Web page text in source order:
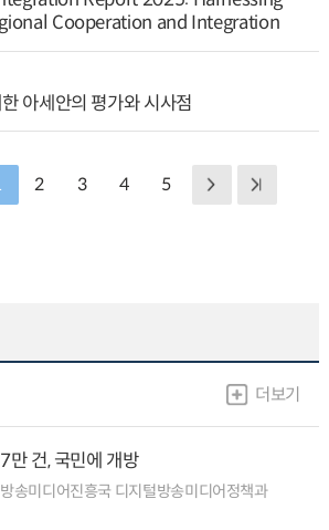
Cooperation and Integration
아세안의 평가와 시사점
2 3 4 5
더보기
만 건, 국민에 개방
송미디어진흥국 디지털방송미디어정책과